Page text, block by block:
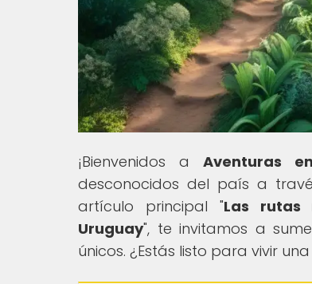
¡Bienvenidos a Aventuras
desconocidos del país a
artículo principal "Las rutas
Uruguay", te invitamos a
únicos. ¿Estás listo para vivir